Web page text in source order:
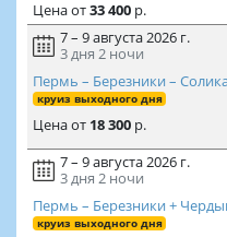
Ценаот33 400р.
7 – 9 августа 2026 г.
3 дня 2 ночи
Пермь – Березники –
круиз выходного дня
Ценаот 18 300р.
7 – 9 августа 2026 г.
3 дня 2 ночи
Пермь – Березники +
круиз выходного дня